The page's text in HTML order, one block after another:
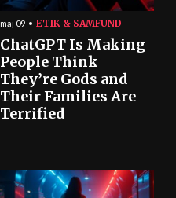
maj 09 ETIK & SAMFUND
ChatGPT Is Making
People Think
They’re Gods and
Their Families Are
Terrified